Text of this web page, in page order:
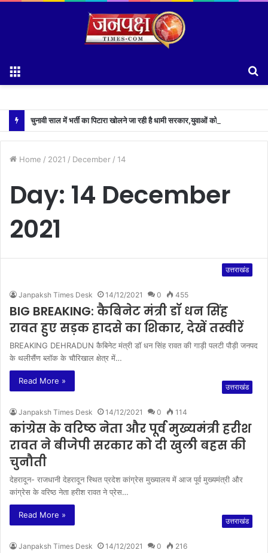
Home / 2021 / December / 14
Day: 14 December
2021
उत्तराखंड
Janpaksh Times Desk 14/12/2021 0 455
BIG BREAKING: कैबिनेट मंत्री डॉ धन सिंह
रावत हुए सड़क हादसे का शिकार, देखें तस्वीरें
BREAKING DEHRADUN कैबिनेट मंत्री डॉ धन सिंह रावत की गाड़ी पलटी पौड़ी जनपद
के थलीसैंण ब्लॉक के चौरिखाल क्षेत्र में…
Read More »
उत्तराखंड
Janpaksh Times Desk 14/12/2021 0 114
कांग्रेस के वरिष्ठ नेता और पूर्व मुख्यमंत्री हरीश
रावत ने बीजेपी सरकार को दी खुली बहस की
चुनौती
देहरादून- राजधानी देहरादून स्थित प्रदेश कांग्रेस मुख्यालय में आज पूर्व मुख्यमंत्री और
कांग्रेस के वरिष्ठ नेता हरीश रावत ने प्रेस…
Read More »
उत्तराखंड
Janpaksh Times Desk 14/12/2021 0 216